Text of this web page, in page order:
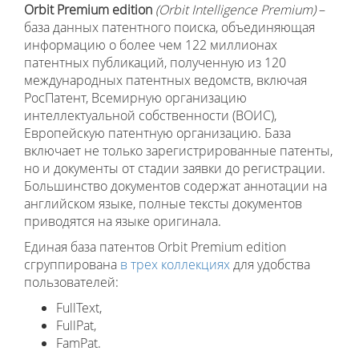
Orbit Premium edition (Orbit Intelligence Premium)–
база данных патентного поиска, объединяющая
информацию о более чем 122 миллионах
патентных публикаций, полученную из 120
международных патентных ведомств, включая
РосПатент, Всемирную организацию
интеллектуальной собственности (ВОИС),
Европейскую патентную организацию. База
включает не только зарегистрированные патенты,
но и документы от стадии заявки до регистрации.
Большинство документов содержат аннотации на
английском языке, полные тексты документов
приводятся на языке оригинала.
Единая база патентов Orbit Premium edition
сгруппирована в трех коллекцияхдля удобства
пользователей:
FullText,
FullPat,
FamPat.